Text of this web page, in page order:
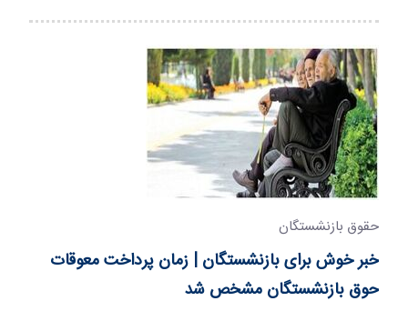
حقوق بازنشستگان
خبر خوش برای بازنشستگان | زمان پرداخت معوقات
حوق بازنشستگان مشخص شد